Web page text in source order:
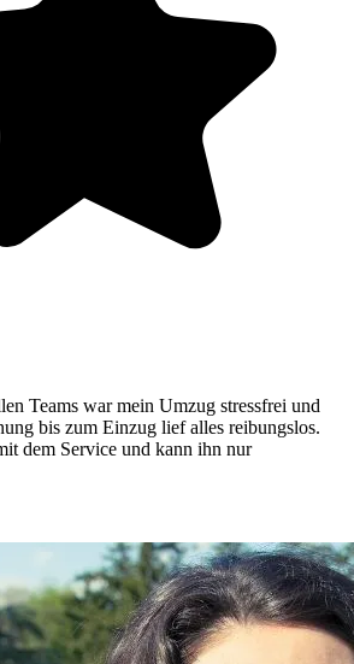
Teams war mein Umzug stressfrei und
bis zum Einzug lief alles reibungslos.
dem Service und kann ihn nur